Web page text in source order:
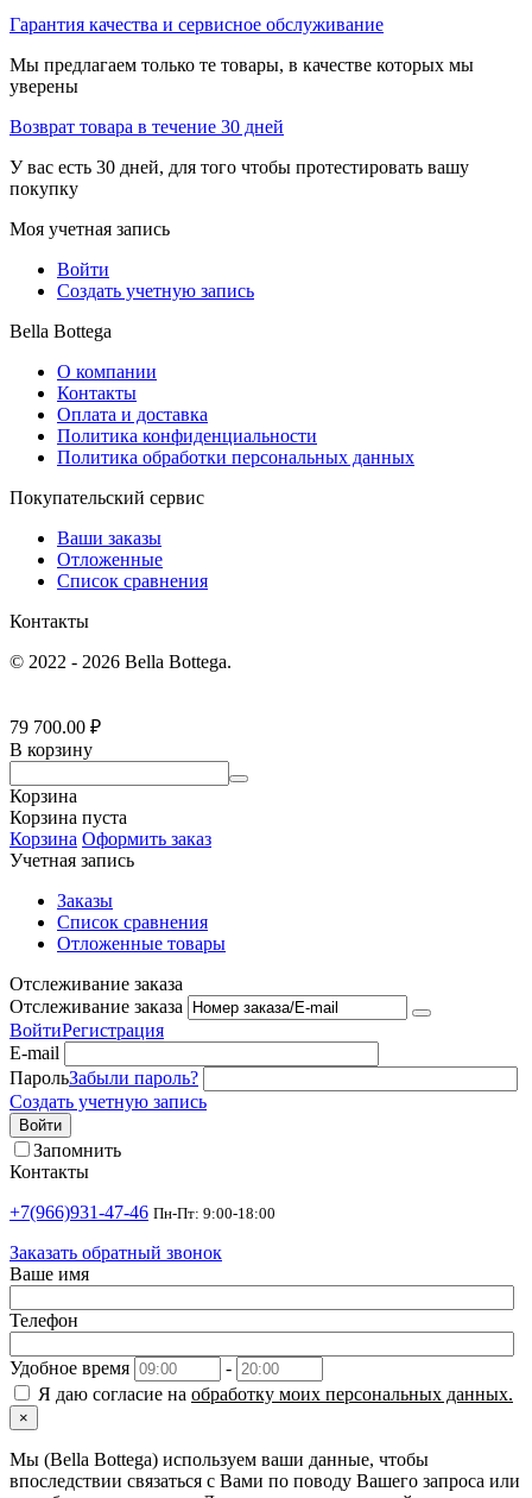
Гарантия качества и сервисное обслуживание
Мы предлагаем только те товары, в качестве которых мы
уверены
Возврат товара в течение 30 дней
У вас есть 30 дней, для того чтобы протестировать вашу
покупку
Моя учетная запись
Войти
Создать учетную запись
Bella Bottega
О компании
Контакты
Оплата и доставка
Политика конфиденциальности
Политика обработки персональных данных
Покупательский сервис
Ваши заказы
Отложенные
Список сравнения
Контакты
© 2022 - 2026 Bella Bottega.
79 700.00 ₽
В корзину
Корзина
Корзина пуста
Корзина Оформить заказ
Учетная запись
Заказы
Список сравнения
Отложенные товары
Отслеживание заказа
Отслеживание заказа
ВойтиРегистрация
E-mail
ПарольЗабыли пароль?
Создать учетную запись
Войти
Запомнить
Контакты
+7(966)931-47-46 Пн-Пт: 9:00-18:00
Заказать обратный звонок
Ваше имя
Телефон
Удобное время
-
Я даю согласие на обработку моих персональных данных.
×
Мы (Bella Bottega) используем ваши данные, чтобы
впоследствии связаться с Вами по поводу Вашего запроса или